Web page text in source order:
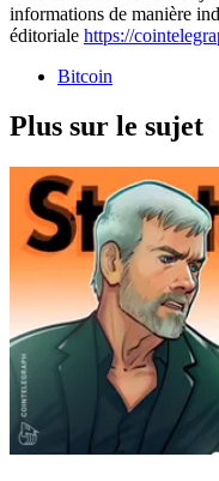
informations de manière
éditoriale https://
Bitcoin
Plus sur le sujet